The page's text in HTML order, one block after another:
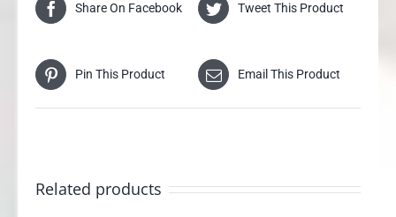
Share On Facebook Tweet This Product
Pin This Product Email This Product
Related products